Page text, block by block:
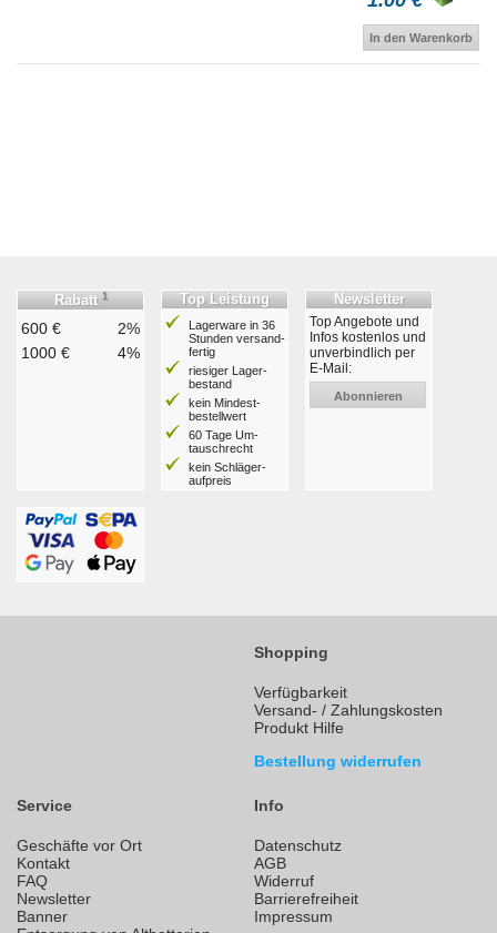
In den Warenkorb
Rabatt 1
600 €
2%
1000 €
4%
Top Leistung
Lagerware in 36
Stunden ver­sand­
fertig
riesiger Lager­
bestand
kein Mindest­
bestell­wert
60 Tage Um­
tausch­recht
kein Schläger­
aufpreis
Newsletter
Top Angebote und
Infos kostenlos und
unverbindlich per
E-Mail:
Abonnieren
Shopping
Verfügbarkeit
Versand- / Zahlungskosten
Produkt Hilfe
Bestellung widerrufen
Service
Geschäfte vor Ort
Kontakt
FAQ
Newsletter
Banner
Info
Datenschutz
AGB
Widerruf
Barrierefreiheit
Impressum